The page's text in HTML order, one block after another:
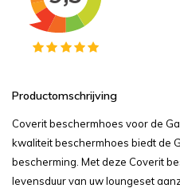
Productomschrijving
Coverit beschermhoes voor de
kwaliteit beschermhoes biedt de
bescherming. Met deze Coverit
levensduur van uw loungeset